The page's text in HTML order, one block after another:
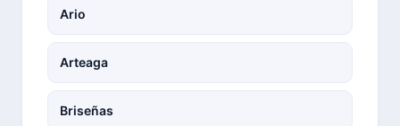
Ario
Arteaga
Briseñas